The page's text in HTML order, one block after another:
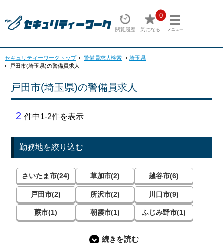
閲覧履歴
0
気になる メニュー
セキュリティーワークトップ 警備員求人検索
埼玉県
戸田市(埼玉県)の警備員求人
戸田市(埼玉県)の警備員求人
2件中1-2件を表示
勤務地を絞り込む
さいたま市(24) 草加市(2) 越谷市(6)
戸田市(2) 所沢市(2) 川口市(9)
蕨市(1) 朝霞市(1) ふじみ野市(1)